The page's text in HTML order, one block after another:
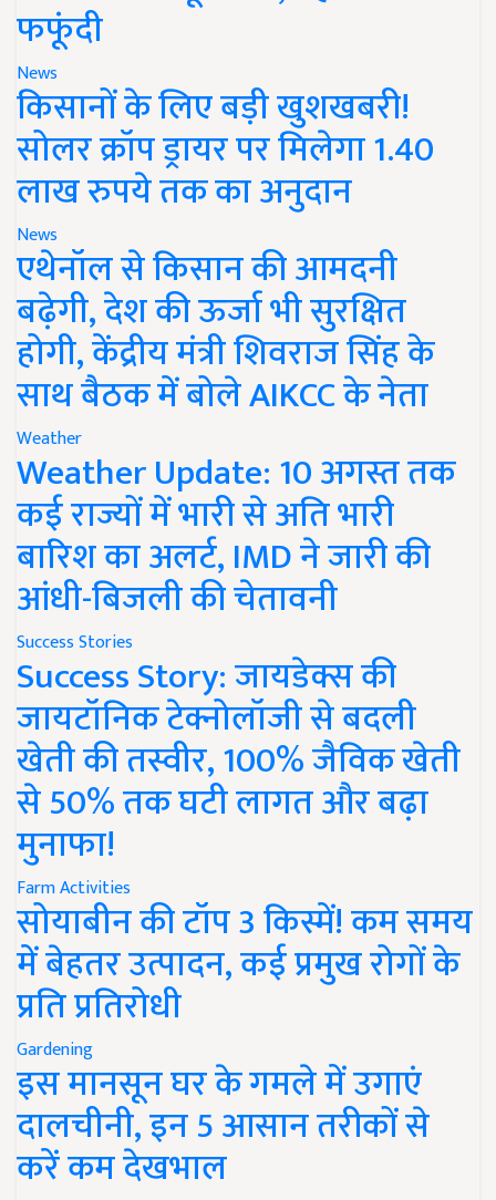
फफूंदी
News
किसानों के लिए बड़ी खुशखबरी!
सोलर क्रॉप ड्रायर पर मिलेगा 1.40
लाख रुपये तक का अनुदान
News
एथेनॉल से किसान की आमदनी
बढ़ेगी, देश की ऊर्जा भी सुरक्षित
होगी, केंद्रीय मंत्री शिवराज सिंह के
साथ बैठक में बोले AIKCC के नेता
Weather
Weather Update: 10 अगस्त तक
कई राज्यों में भारी से अति भारी
बारिश का अलर्ट, IMD ने जारी की
आंधी-बिजली की चेतावनी
Success Stories
Success Story: जायडेक्स की
जायटॉनिक टेक्नोलॉजी से बदली
खेती की तस्वीर, 100% जैविक खेती
से 50% तक घटी लागत और बढ़ा
मुनाफा!
Farm Activities
सोयाबीन की टॉप 3 किस्में! कम समय
में बेहतर उत्पादन, कई प्रमुख रोगों के
प्रति प्रतिरोधी
Gardening
इस मानसून घर के गमले में उगाएं
दालचीनी, इन 5 आसान तरीकों से
करें कम देखभाल